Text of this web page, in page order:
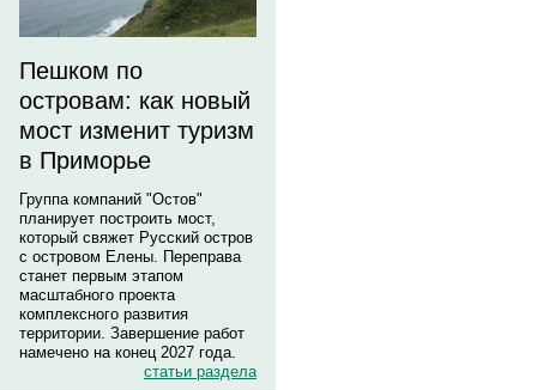
Пешком по
островам: как новый
мост изменит туризм
в Приморье
Группа компаний "Остов"
планирует построить мост,
который свяжет Русский остров
с островом Елены. Переправа
станет первым этапом
масштабного проекта
комплексного развития
территории. Завершение работ
намечено на конец 2027 года.
статьи раздела